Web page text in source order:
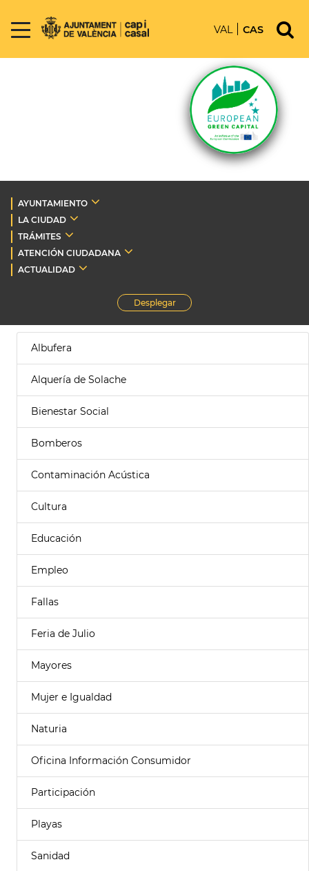
VAL CAS
AYUNTAMIENTO
LA CIUDAD
TRÁMITES
ATENCIÓN CIUDADANA
ACTUALIDAD
Desplegar
Albufera
Alquería de Solache
Bienestar Social
Bomberos
Contaminación Acústica
Cultura
Educación
Empleo
Fallas
Feria de Julio
Mayores
Mujer e Igualdad
Naturia
Oficina Información Consumidor
Participación
Playas
Sanidad